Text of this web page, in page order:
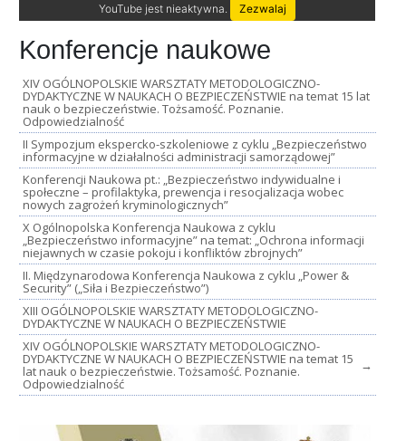
YouTube jest nieaktywna. Zezwalaj
Konferencje naukowe
XIV OGÓLNOPOLSKIE WARSZTATY METODOLOGICZNO-
DYDAKTYCZNE W NAUKACH O BEZPIECZEŃSTWIE na temat 15 lat
nauk o bezpieczeństwie. Tożsamość. Poznanie.
Odpowiedzialność
II Sympozjum ekspercko-szkoleniowe z cyklu „Bezpieczeństwo
informacyjne w działalności administracji samorządowej”
Konferencji Naukowa pt.: „Bezpieczeństwo indywidualne i
społeczne – profilaktyka, prewencja i resocjalizacja wobec
nowych zagrożeń kryminologicznych”
X Ogólnopolska Konferencja Naukowa z cyklu
„Bezpieczeństwo informacyjne” na temat: „Ochrona informacji
niejawnych w czasie pokoju i konfliktów zbrojnych”
II. Międzynarodowa Konferencja Naukowa z cyklu „Power &
Security” („Siła i Bezpieczeństwo”)
XIII OGÓLNOPOLSKIE WARSZTATY METODOLOGICZNO-
DYDAKTYCZNE W NAUKACH O BEZPIECZEŃSTWIE
XIV OGÓLNOPOLSKIE WARSZTATY METODOLOGICZNO-
DYDAKTYCZNE W NAUKACH O BEZPIECZEŃSTWIE na temat 15
lat nauk o bezpieczeństwie. Tożsamość. Poznanie.
Odpowiedzialność
→